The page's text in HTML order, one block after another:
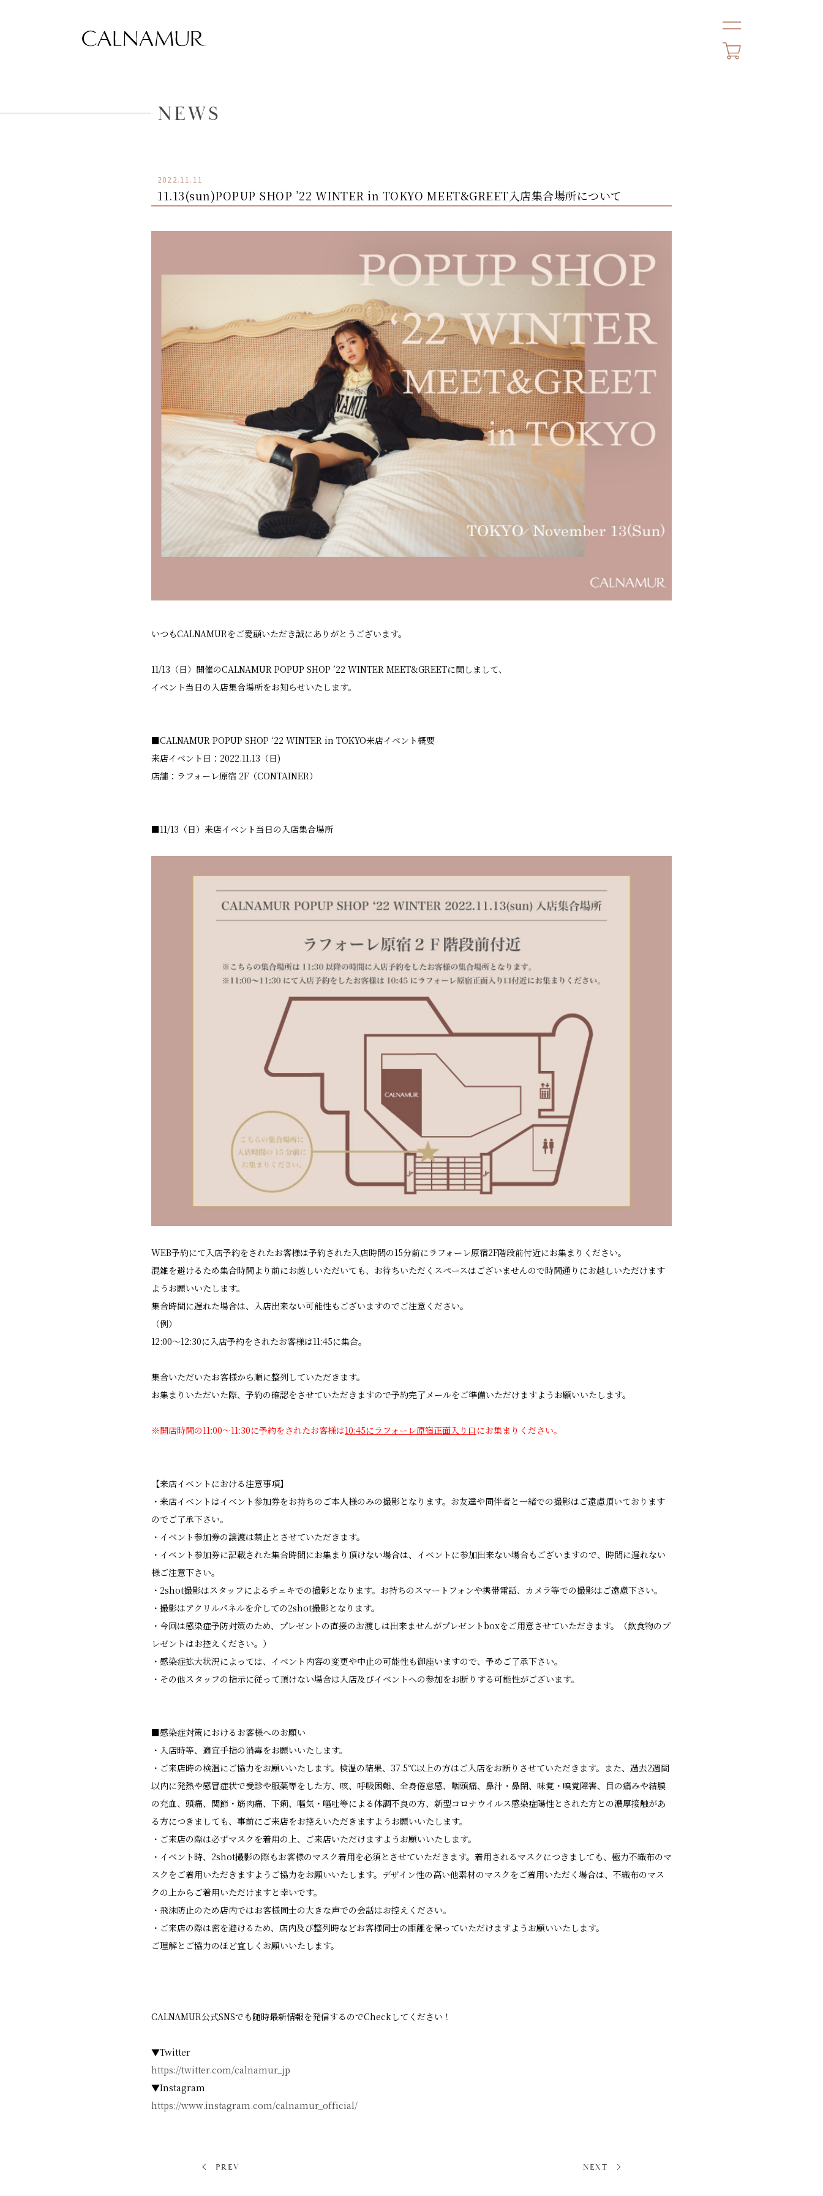
SHOP LIST
ONLINE STORE
NEWS
2022.11.11
11.13(sun)POPUP SHOP ’22 WINTER in TOKYO MEET&GREET入店集合場所について
いつもCALNAMURをご愛顧いただき誠にありがとうございます。
11/13（日）開催のCALNAMUR POPUP SHOP ’22 WINTER MEET&GREETに関しまして、
イベント当日の入店集合場所をお知らせいたします。
■CALNAMUR POPUP SHOP ‘22 WINTER in TOKYO来店イベント概要
来店イベント日：2022.11.13（日)
店舗：ラフォーレ原宿 2F（CONTAINER）
■11/13（日）来店イベント当日の入店集合場所
WEB予約にて入店予約をされたお客様は予約された入店時間の15分前にラフォーレ原宿2F階段前付近にお集まりください。
混雑を避けるため集合時間より前にお越しいただいても、お待ちいただくスペースはございませんので時間通りにお越しいただけます
ようお願いいたします。
集合時間に遅れた場合は、入店出来ない可能性もございますのでご注意ください。
（例）
12:00〜12:30に入店予約をされたお客様は11:45に集合。
集合いただいたお客様から順に整列していただきます。
お集まりいただいた際、予約の確認をさせていただきますので予約完了メールをご準備いただけますようお願いいたします。
※開店時間の11:00〜11:30に予約をされたお客様は10:45にラフォーレ原宿正面入り口 にお集まりください。
【来店イベントにおける注意事項】
・来店イベントはイベント参加券をお持ちのご本人様のみの撮影となります。お友達や同伴者と一緒での撮影はご遠慮頂いております
のでご了承下さい。
・イベント参加券の譲渡は禁止とさせていただきます。
・イベント参加券に記載された集合時間にお集まり頂けない場合は、イベントに参加出来ない場合もございますので、時間に遅れない
様ご注意下さい。
・2shot撮影はスタッフによるチェキでの撮影となります。お持ちのスマートフォンや携帯電話、カメラ等での撮影はご遠慮下さい。
・撮影はアクリルパネルを介しての2shot撮影となります。
・今回は感染症予防対策のため、プレゼントの直接のお渡しは出来ませんがプレゼントboxをご用意させていただきます。（飲食物のプ
レゼントはお控えください。）
・感染症拡大状況によっては、イベント内容の変更や中止の可能性も御座いますので、予めご了承下さい。
・その他スタッフの指示に従って頂けない場合は入店及びイベントへの参加をお断りする可能性がございます。
■感染症対策におけるお客様へのお願い
・入店時等、適宜手指の消毒をお願いいたします。
・ご来店時の検温にご協力をお願いいたします。検温の結果、37.5℃以上の方はご入店をお断りさせていただきます。また、過去2週間
以内に発熱や感冒症状で受診や服薬等をした方、咳、呼吸困難、全身倦怠感、咽頭痛、鼻汁・鼻閉、味覚・嗅覚障害、目の痛みや結膜
の充血、頭痛、関節・筋肉痛、下痢、嘔気・嘔吐等による体調不良の方、新型コロナウイルス感染症陽性とされた方との濃厚接触があ
る方につきましても、事前にご来店をお控えいただきますようお願いいたします。
・ご来店の際は必ずマスクを着用の上、ご来店いただけますようお願いいたします。
・イベント時、2shot撮影の際もお客様のマスク着用を必須とさせていただきます。着用されるマスクにつきましても、極力不織布のマ
スクをご着用いただきますようご協力をお願いいたします。デザイン性の高い他素材のマスクをご着用いただく場合は、不織布のマス
クの上からご着用いただけますと幸いです。
・飛沫防止のため店内ではお客様同士の大きな声での会話はお控えください。
・ご来店の際は密を避けるため、店内及び整列時などお客様同士の距離を保っていただけますようお願いいたします。
ご理解とご協力のほど宜しくお願いいたします。
CALNAMUR公式SNSでも随時最新情報を発信するのでCheckしてください！
▼Twitter
https://twitter.com/calnamur_jp
▼Instagram
https://www.instagram.com/calnamur_official/
PREV NEXT